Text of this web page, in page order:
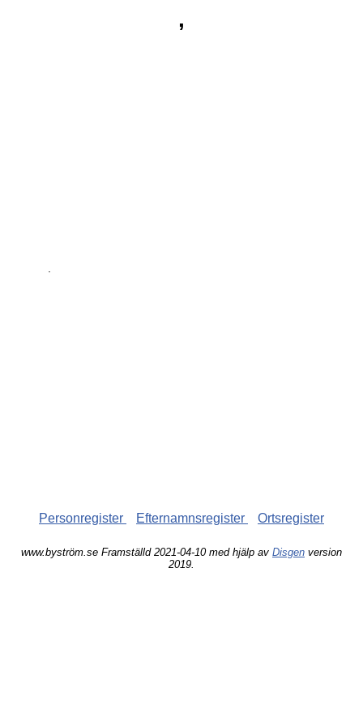
,
Personregister Efternamnsregister Ortsregister
www.byström.se Framställd 2021-04-10 med hjälp av Disgen version
2019.